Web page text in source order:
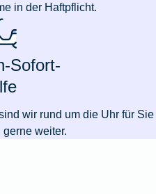
in der Haftpflicht.
Sofort-
wir rund um die Uhr für Sie
weiter.